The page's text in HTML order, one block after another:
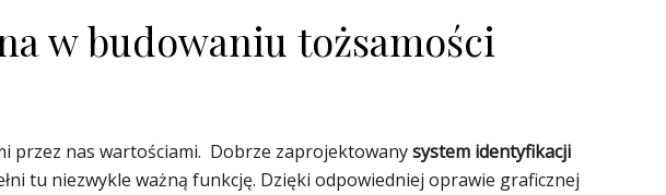
w budowaniu tożsamości
przez nas wartościami. Dobrze zaprojektowanysystem identyfikacji
tu niezwykle ważną funkcję. Dzięki odpowiedniej oprawie graficznej